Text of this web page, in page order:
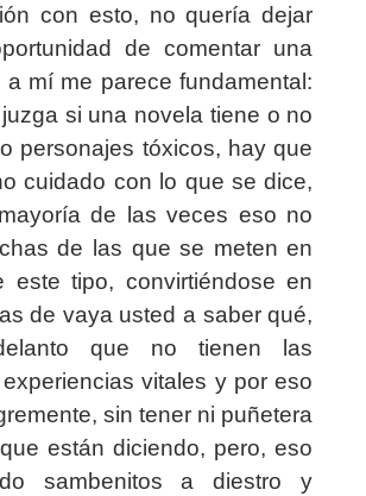
con esto, no quería dejar
de comentar una
a mí me parece fundamental:
si una novela tiene o no
personajes tóxicos, hay que
cuidado con lo que se dice,
de las veces eso no
de las que se meten en
este tipo, convirtiéndose en
de vaya usted a saber qué,
que no tienen las
vitales y por eso
sin tener ni puñetera
están diciendo, pero, eso
sambenitos a diestro y